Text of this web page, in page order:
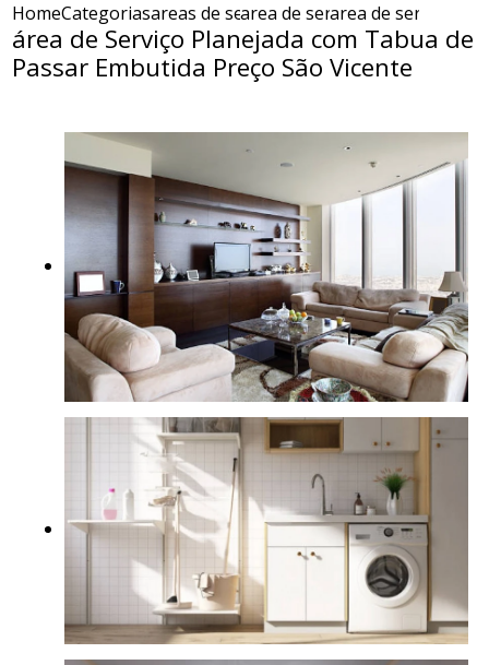
HomeCategoriasareas de servico planejadas
area de servico planejada
area de servico
área de Serviço Planejada com Tabua de
Passar Embutida Preço São Vicente